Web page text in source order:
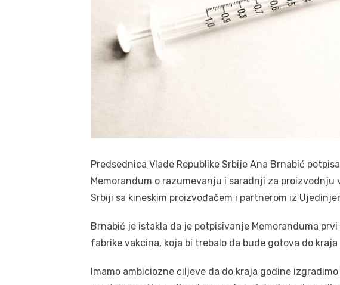
Predsednica Vlade Republike Srbije Ana Brnabić
Memorandum o razumevanju i saradnji za proizvodnju
Srbiji sa kineskim proizvođačem i partnerom iz
Brnabić je istakla da je potpisivanje Memoranduma
fabrike vakcina, koja bi trebalo da bude gotova do kraja
Imamo ambiciozne ciljeve da do kraja godine